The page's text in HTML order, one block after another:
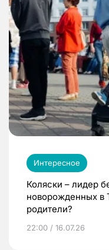
Интересное
Коляски – лидер
новорожденных в
родители?
22:00 / 16.07.26